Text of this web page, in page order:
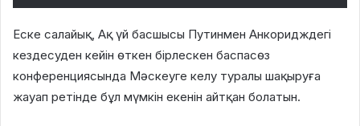
Еске салайық, Ақ үй басшысы Путинмен Анкоридждегі
кездесуден кейін өткен бірлескен баспасөз
конференциясында Мәскеуге келу туралы шақыруға
жауап ретінде бұл мүмкін екенін айтқан болатын.